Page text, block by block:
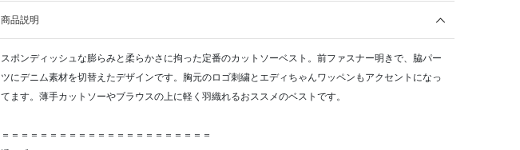
商品説明
スポンディッシュな膨らみと柔らかさに拘った定番のカットソーベスト。前ファスナー明きで、脇パー
ツにデニム素材を切替えたデザインです。胸元のロゴ刺繍とエディちゃんワッペンもアクセントになっ
てます。薄手カットソーやブラウスの上に軽く羽織れるおススメのベストです。
＝＝＝＝＝＝＝＝＝＝＝＝＝＝＝＝＝＝＝＝＝＝